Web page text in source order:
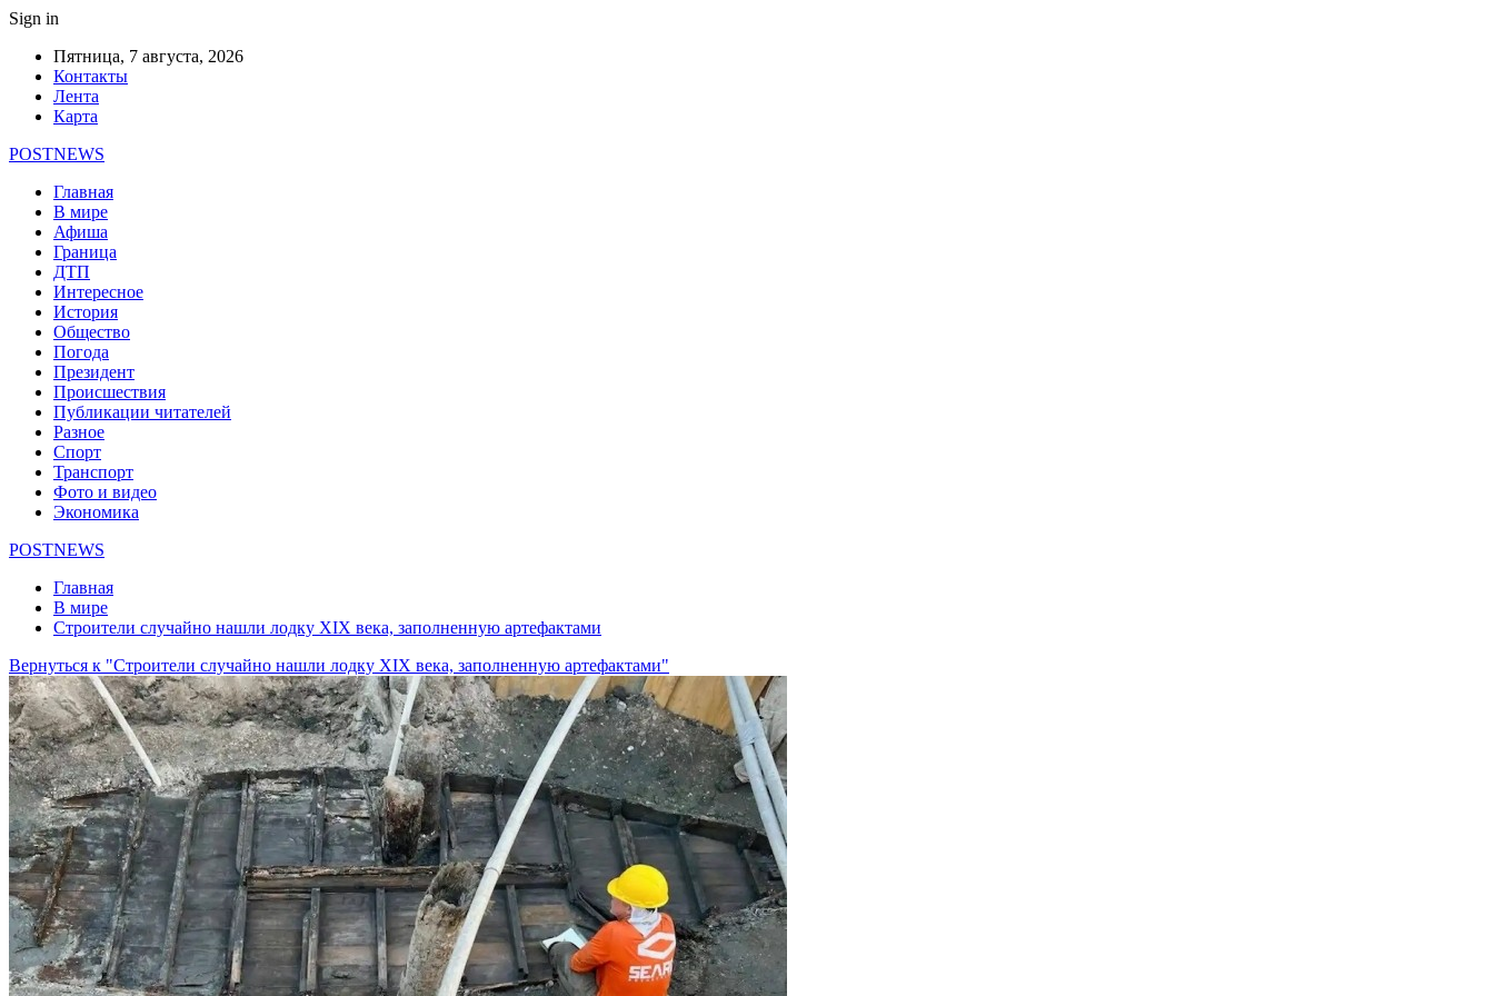
Sign in
Пятница, 7 августа, 2026
Контакты
Лента
Карта
POSTNEWS
Главная
В мире
Афиша
Граница
ДТП
Интересное
История
Общество
Погода
Президент
Происшествия
Публикации читателей
Разное
Спорт
Транспорт
Фото и видео
Экономика
POSTNEWS
Главная
В мире
Строители случайно нашли лодку XIX века, заполненную артефактами
Вернуться к "Строители случайно нашли лодку XIX века, заполненную артефактами"